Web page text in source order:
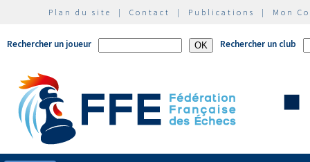
Plan du site | Contact | Publications | Mon
Rechercher un joueur Rechercher un club